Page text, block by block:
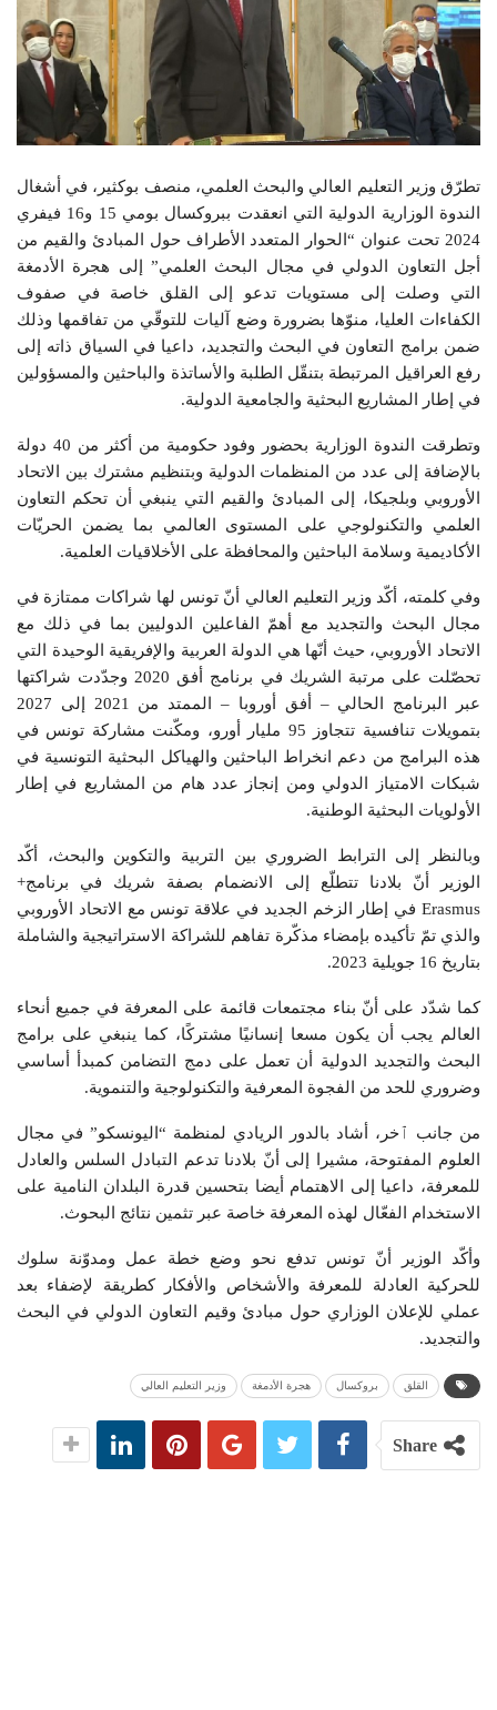
تطرّق وزير التعليم العالي والبحث العلمي، منصف بوكثير، في أشغال
الندوة الوزارية الدولية التي انعقدت ببروكسال بومي 15 و16 فيفري
2024 تحت عنوان “الحوار المتعدد الأطراف حول المبادئ والقيم من
أجل التعاون الدولي في مجال البحث العلمي” إلى هجرة الأدمغة
التي وصلت إلى مستويات تدعو إلى القلق خاصة في صفوف
الكفاءات العليا، منوّها بضرورة وضع آليات للتوقّي من تفاقمها وذلك
ضمن برامج التعاون في البحث والتجديد، داعيا في السياق ذاته إلى
رفع العراقيل المرتبطة بتنقّل الطلبة والأساتذة والباحثين والمسؤولين
في إطار المشاريع البحثية والجامعية الدولية.
وتطرقت الندوة الوزارية بحضور وفود حكومية من أكثر من 40 دولة
بالإضافة إلى عدد من المنظمات الدولية وبتنظيم مشترك بين الاتحاد
الأوروبي وبلجيكا، إلى المبادئ والقيم التي ينبغي أن تحكم التعاون
العلمي والتكنولوجي على المستوى العالمي بما يضمن الحريّات
الأكاديمية وسلامة الباحثين والمحافظة على الأخلاقيات العلمية.
وفي كلمته، أكّد وزير التعليم العالي أنّ تونس لها شراكات ممتازة في
مجال البحث والتجديد مع أهمّ الفاعلين الدوليين بما في ذلك مع
الاتحاد الأوروبي، حيث أنّها هي الدولة العربية والإفريقية الوحيدة التي
تحصّلت على مرتبة الشريك في برنامج أفق 2020 وجدّدت شراكتها
عبر البرنامج الحالي – أفق أوروبا – الممتد من 2021 إلى 2027
بتمويلات تنافسية تتجاوز 95 مليار أورو، ومكّنت مشاركة تونس في
هذه البرامج من دعم انخراط الباحثين والهياكل البحثية التونسية في
شبكات الامتياز الدولي ومن إنجاز عدد هام من المشاريع في إطار
الأولويات البحثية الوطنية.
وبالنظر إلى الترابط الضروري بين التربية والتكوين والبحث، أكّد
الوزير أنّ بلادنا تتطلّع إلى الانضمام بصفة شريك في برنامج+
Erasmus في إطار الزخم الجديد في علاقة تونس مع الاتحاد الأوروبي
والذي تمّ تأكيده بإمضاء مذكّرة تفاهم للشراكة الاستراتيجية والشاملة
بتاريخ 16 جويلية 2023.
كما شدّد على أنّ بناء مجتمعات قائمة على المعرفة في جميع أنحاء
العالم يجب أن يكون مسعا إنسانيًا مشتركًا، كما ينبغي على برامج
البحث والتجديد الدولية أن تعمل على دمج التضامن كمبدأ أساسي
وضروري للحد من الفجوة المعرفية والتكنولوجية والتنموية.
من جانب ٱخر، أشاد بالدور الريادي لمنظمة “اليونسكو” في مجال
العلوم المفتوحة، مشيرا إلى أنّ بلادنا تدعم التبادل السلس والعادل
للمعرفة، داعيا إلى الاهتمام أيضا بتحسين قدرة البلدان النامية على
الاستخدام الفعّال لهذه المعرفة خاصة عبر تثمين نتائج البحوث.
وأكّد الوزير أنّ تونس تدفع نحو وضع خطة عمل ومدوّنة سلوك
للحركية العادلة للمعرفة والأشخاص والأفكار كطريقة لإضفاء بعد
عملي للإعلان الوزاري حول مبادئ وقيم التعاون الدولي في البحث
والتجديد.
القلق بروكسال هجرة الأدمغة وزير التعليم العالي
Share